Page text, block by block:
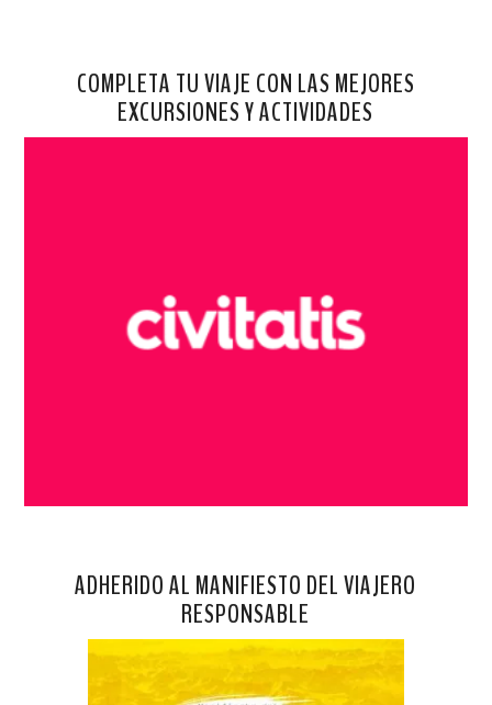
COMPLETA TU VIAJE CON LAS MEJORES
EXCURSIONES Y ACTIVIDADES
ADHERIDO AL MANIFIESTO DEL VIAJERO
RESPONSABLE